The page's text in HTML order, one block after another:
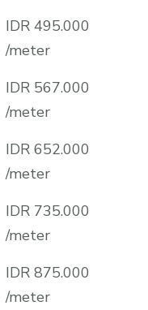
IDR 495.000
/meter
IDR 567.000
/meter
IDR 652.000
/meter
IDR 735.000
/meter
IDR 875.000
/meter